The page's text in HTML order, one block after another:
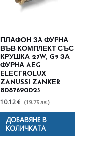
ПЛАФОН ЗА ФУРНА
ВЪВ КОМПЛЕКТ СЪС
КРУШКА 27W, G9 ЗА
ФУРНА AEG
ELECTROLUX
ZANUSSI ZANKER
8087690023
10.12 € (19.79 лв.)
ДОБАВЯНЕ В
КОЛИЧКАТА